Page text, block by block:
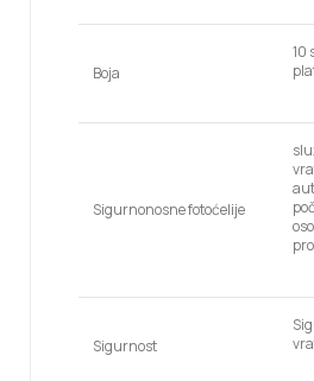
Boja
10
Sigurnonosne fotoćelije
Sigurnost